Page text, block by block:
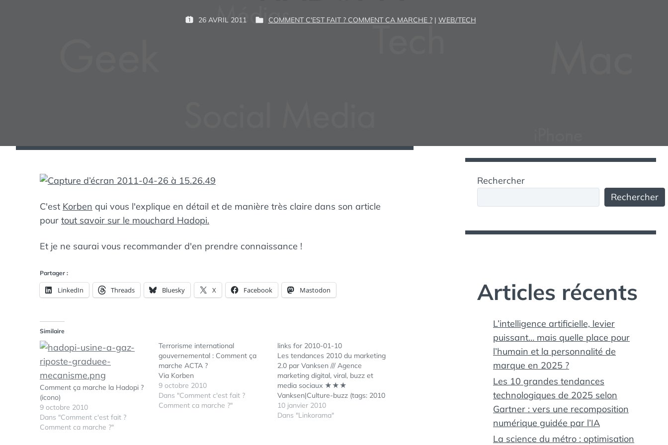
P
26 AVRIL 2011
P
P
COMMENT C'EST FAIT ? COMMENT CA MARCHE ? | WEB/TECH
C'est Korben qui vous l'explique en détail et de manière très claire dans son article
pour tout savoir sur le mouchard Hadopi.
Et je ne saurai vous recommander d'en prendre connaissance !
Partager :
LinkedIn Threads Bluesky X Facebook Mastodon
Similaire
Comment ça marche la Hadopi ?
(icono)
9 octobre 2010
Dans "Comment c'est fait ?
Comment ca marche ?"
Terrorisme international
gouvernemental : Comment ça
marche ACTA ?
Via Korben
9 octobre 2010
Dans "Comment c'est fait ?
Comment ca marche ?"
links for 2010-01-10
Les tendances 2010 du marketing
2.0 par Vanksen /// Agence
marketing digital, viral, buzz et
media sociaux ★★★
Vanksen|Culture-buzz (tags: 2010
webmarketing marketing)
Comment Twitter a remplacé
10 janvier 2010
Dans "Linkorama"
Rechercher
Rechercher
Articles récents
L’intelligence artificielle, levier
puissant… mais quelle place pour
l’humain et la personnalité de
marque en 2025 ?
Les 10 grandes tendances
technologiques de 2025 selon
Gartner : vers une recomposition
numérique guidée par l’IA
La science du métro : optimisation